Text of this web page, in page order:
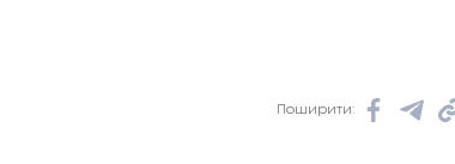
Поширити: